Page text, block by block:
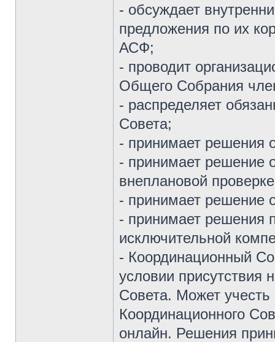
- обсуждает
предложения по их
АСФ;
- проводит
Общего Собрания
- распределяет
Совета;
- принимает решения
- принимает решение
внеплановой
- принимает решение
- принимает решения
исключительной
- Координационный
условии присутствия
Совета. Может учесть
Координационного
онлайн. Решения